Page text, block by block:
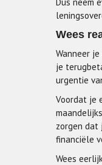
Wees
Wanneer
je
urgentie
Voordat je
zorgen dat
financiële
Wees